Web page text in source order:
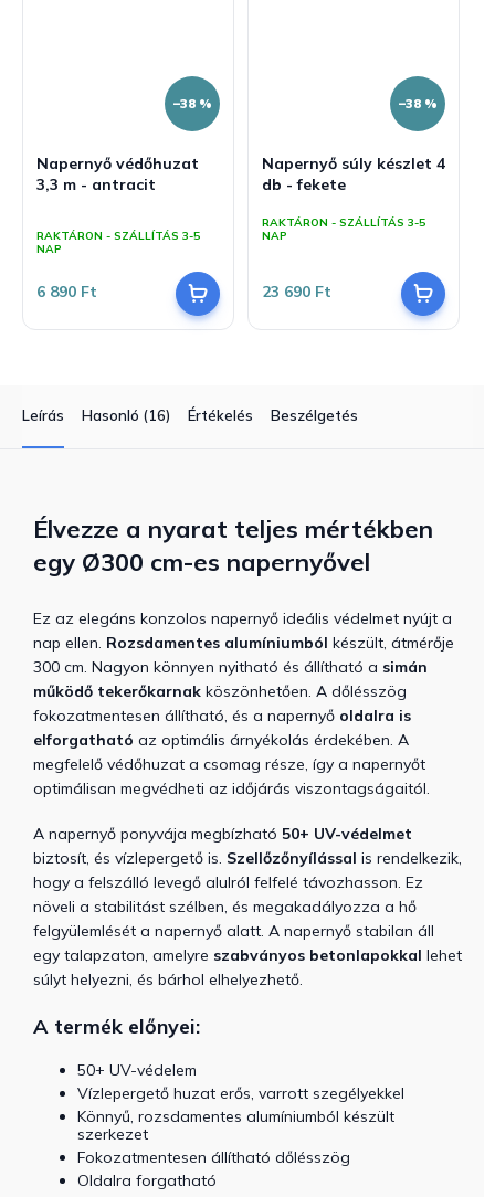
–38 %
Napernyő védőhuzat
3,3 m - antracit
termék
átlagos
5-
ből
RAKTÁRON - SZÁLLÍTÁS 3-5
NAP
6 890 Ft
–38 %
Napernyő súly készlet 4
db - fekete
RAKTÁRON - SZÁLLÍTÁS 3-5
NAP
23 690 Ft
Leírás Hasonló (16) Értékelés Beszélgetés
Élvezze a nyarat teljes mértékben
egy Ø300 cm-es napernyővel
Ez az elegáns konzolos napernyő ideális védelmet nyújt a
nap ellen. Rozsdamentes alumíniumból készült, átmérője
300 cm. Nagyon könnyen nyitható és állítható a simán
működő tekerőkarnak köszönhetően. A dőlésszög
fokozatmentesen állítható, és a napernyő oldalra is
elforgatható az optimális árnyékolás érdekében. A
megfelelő védőhuzat a csomag része, így a napernyőt
optimálisan megvédheti az időjárás viszontagságaitól.
A napernyő ponyvája megbízható 50+ UV-védelmet
biztosít, és vízlepergető is. Szellőzőnyílással is rendelkezik,
hogy a felszálló levegő alulról felfelé távozhasson. Ez
növeli a stabilitást szélben, és megakadályozza a hő
felgyülemlését a napernyő alatt. A napernyő stabilan áll
egy talapzaton, amelyre szabványos betonlapokkal lehet
súlyt helyezni, és bárhol elhelyezhető.
A termék előnyei:
50+ UV-védelem
Vízlepergető huzat erős, varrott szegélyekkel
Könnyű, rozsdamentes alumíniumból készült
szerkezet
Fokozatmentesen állítható dőlésszög
Oldalra forgatható